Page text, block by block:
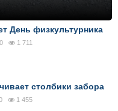
День физкультурника
1 711
столбики забора
1 455